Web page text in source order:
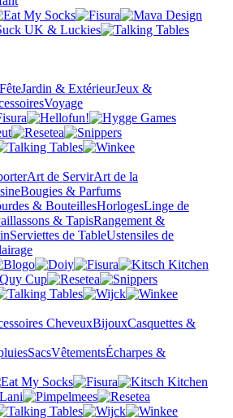
FêteJardin & ExtérieurJeux &
Voyage
Art de ServirArt de la
Bougies & Parfums
& BouteillesHorlogesLinge de
& TapisRangement &
Serviettes de TableUstensiles de
CheveuxBijouxCasquettes &
SacsVêtementsÉcharpes &